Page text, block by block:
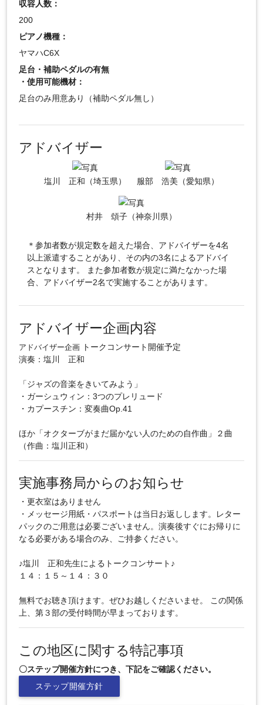
収容人数：
200
ピアノ機種：
ヤマハC6X
足台・補助ペダルの有無
・使用可能機材：
足台のみ用意あり（補助ペダル無し）
アドバイザー
塩川 正和（埼玉県） 服部 浩美（愛知県）
村井 頌子（神奈川県）
＊参加者数が規定数を超えた場合、アドバイザーを4名
以上派遣することがあり、その内の3名によるアドバイ
スとなります。 また参加者数が規定に満たなかった場
合、アドバイザー2名で実施することがあります。
アドバイザー企画内容
アドバイザー企画トークコンサート開催予定
演奏：塩川 正和
「ジャズの音楽をきいてみよう」
・ガーシュウィン：3つのプレリュード
・カプースチン：変奏曲Op.41
ほか「オクターブがまだ届かない人のための自作曲」２曲
（作曲：塩川正和）
実施事務局からのお知らせ
・更衣室はありません
・メッセージ用紙・パスポートは当日お返しします。レター
パックのご用意は必要ございません。演奏後すぐにお帰りに
なる必要がある場合のみ、ご持参ください。
♪塩川 正和先生によるトークコンサート♪
１４：１５～１４：３０
無料でお聴き頂けます。ぜひお越しくださいませ。 この関係
上、第３部の受付時間が早まっております。
この地区に関する特記事項
〇ステップ開催方針につき、下記をご確認ください。
ステップ開催方針